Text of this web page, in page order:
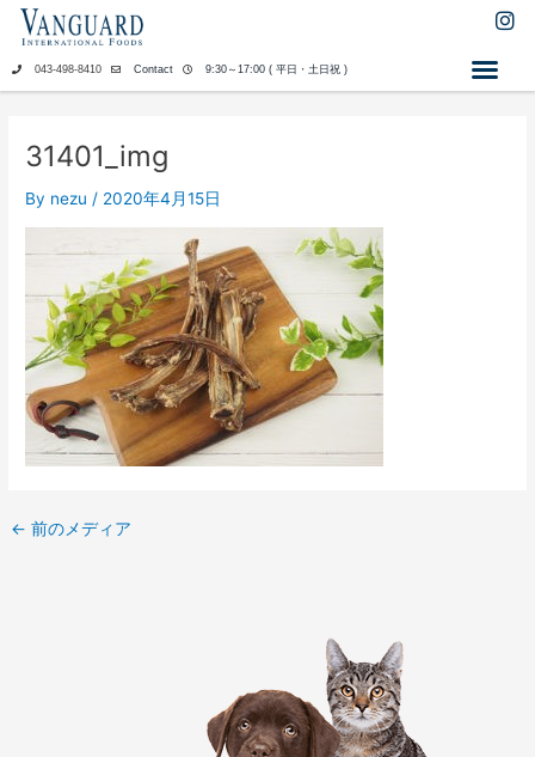
ス
I
043-498-8410 Contact 9:30～17:00 ( 平日・土日祝 )
31401_img
By nezu / 2020年4月15日
← 前のメディア